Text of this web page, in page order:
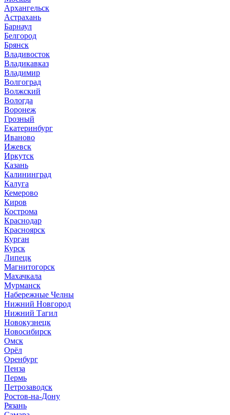
Архангельск
Астрахань
Барнаул
Белгород
Брянск
Владивосток
Владикавказ
Владимир
Волгоград
Волжский
Вологда
Воронеж
Грозный
Екатеринбург
Иваново
Ижевск
Иркутск
Казань
Калининград
Калуга
Кемерово
Киров
Кострома
Краснодар
Красноярск
Курган
Курск
Липецк
Магнитогорск
Махачкала
Мурманск
Набережные Челны
Нижний Новгород
Нижний Тагил
Новокузнецк
Новосибирск
Омск
Орёл
Оренбург
Пенза
Пермь
Петрозаводск
Ростов-на-Дону
Рязань